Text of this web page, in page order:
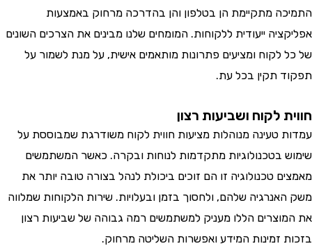
מתקיימת הן בטלפון והן בהדרכה מרחוק באמצעות
ייעודית ללקוחות. המומחים שלנו מבינים את הצרכים השונים
לקוח ומציעים פתרונות מותאמים אישית, על מנת לשמור על
תקין בכל עת.
לקוח ושביעות רצון
טעינה מנוהלות מציעות חווית לקוח משודרגת שמבוססת על
בטכנולוגיות מתקדמות לנוחות ובקרה. כאשר המשתמשים
טכנולוגיה זו הם זוכים ביכולת לנהל בצורה טובה יותר את
שלהם, ולחסוך בזמן ובעלויות. שירות הלקוחות שמלווה
הללו מעניק למשתמשים רמה גבוהה של שביעות רצון
זמינות המידע ואפשרות השליטה מרחוק.